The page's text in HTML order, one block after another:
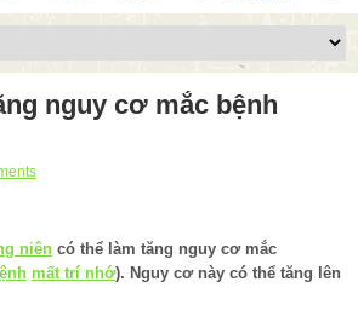
nguy cơ mắc bệnh
niên có thể làm tăng nguy cơ mắc
mất trí nhớ). Nguy cơ này có thể tăng lên